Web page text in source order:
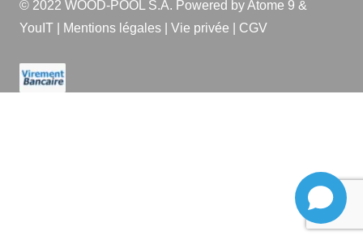
© 2022 WOOD-POOL S.A. Powered byAtome 9 &
YouIT
Mentions légales Vie privée CGV